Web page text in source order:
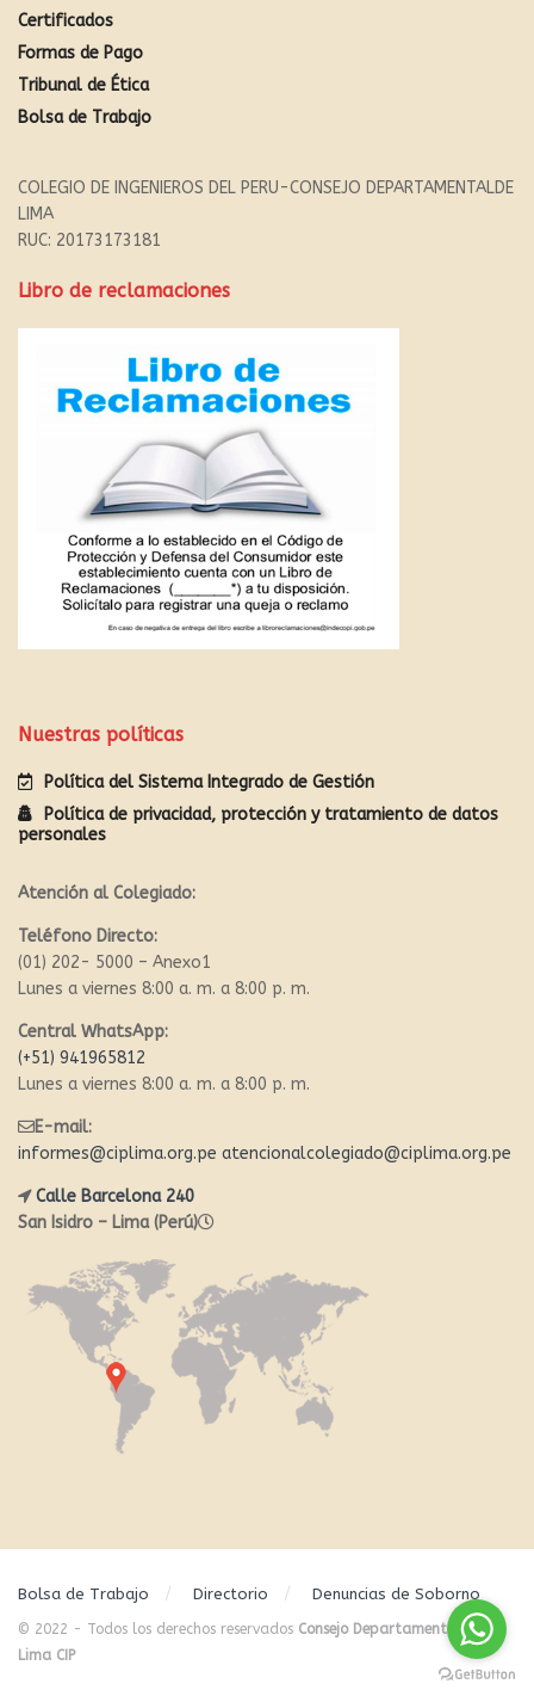
Certificados
Formas de Pago
Tribunal de Ética
Bolsa de Trabajo
COLEGIO DE INGENIEROS DEL PERU-CONSEJO DEPARTAMENTALDE
LIMA
RUC: 20173173181
Libro de reclamaciones
Nuestras políticas
Política del Sistema Integrado de Gestión
Política de privacidad, protección y tratamiento de datos
personales
Atención al Colegiado:
Teléfono Directo:
(01) 202- 5000 – Anexo1
Lunes a viernes 8:00 a. m. a 8:00 p. m.
Central WhatsApp:
(+51) 941965812
Lunes a viernes 8:00 a. m. a 8:00 p. m.
E-mail:
informes@ciplima.org.pe atencionalcolegiado@ciplima.org.pe
Calle Barcelona 240
San Isidro – Lima (Perú)
Bolsa de Trabajo Directorio Denuncias de Soborno
© 2022 - Todos los derechos reservados Consejo Departamental de
Lima CIP